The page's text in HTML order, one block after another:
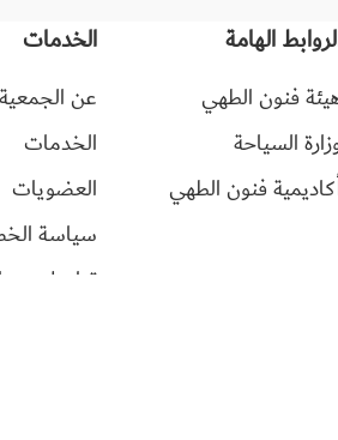
الهامة
فنون الطهي
السياحة
فنون الطهي
الخدمات
عن الجمعية
الخدمات
العضويات
سياسة
تواصل معنا